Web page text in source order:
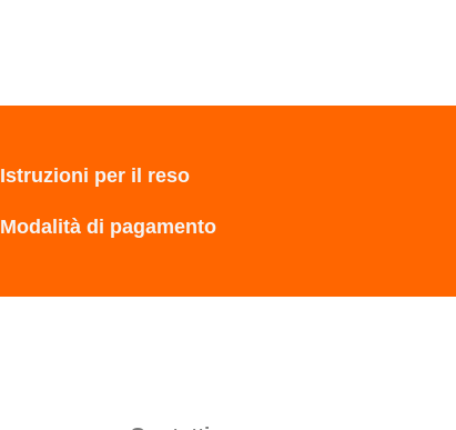
Istruzioni per il reso
Modalità di pagamento